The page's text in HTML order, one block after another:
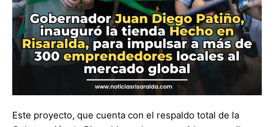
Este proyecto, que cuenta con el respaldo total de la